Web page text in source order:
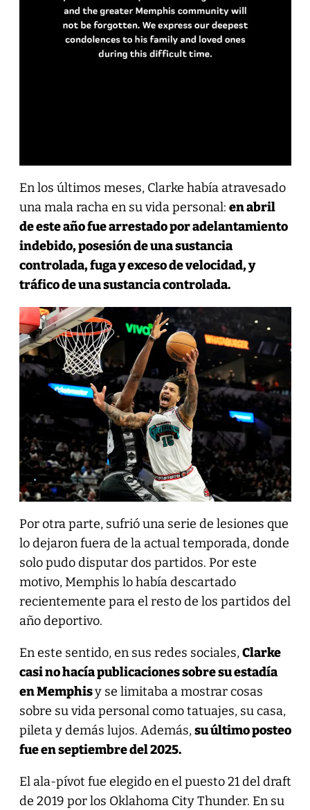
En los últimos meses, Clarke había atravesado
una mala racha en su vida personal: en abril
de este año fue arrestado por adelantamiento
indebido, posesión de una sustancia
controlada, fuga y exceso de velocidad, y
tráfico de una sustancia controlada.
Por otra parte, sufrió una serie de lesiones que
lo dejaron fuera de la actual temporada, donde
solo pudo disputar dos partidos. Por este
motivo, Memphis lo había descartado
recientemente para el resto de los partidos del
año deportivo.
En este sentido, en sus redes sociales,Clarke
casi no hacía publicaciones sobre su estadía
en Memphisy se limitaba a mostrar cosas
sobre su vida personal como tatuajes, su casa,
pileta y demás lujos. Además,su último posteo
fue en septiembre del 2025.
El ala-pívot fue elegido en el puesto 21 del draft
de 2019 por los Oklahoma City Thunder. En su